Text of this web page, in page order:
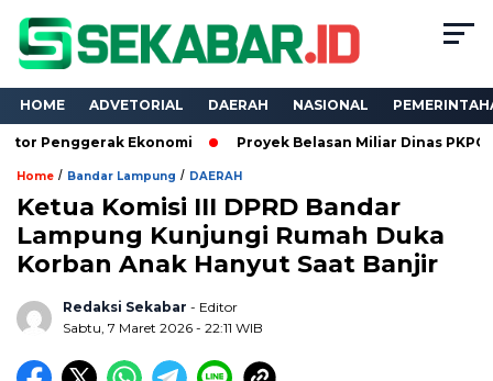
HOME ADVETORIAL DAERAH NASIONAL
Ekonomi Proyek Belasan Miliar Dinas PKPCK
Home / Bandar Lampung / DAERAH
Ketua Komisi III DPRD Bandar
Lampung Kunjungi Rumah Duka
Korban Anak Hanyut Saat Banjir
Redaksi Sekabar - Editor
Sabtu, 7 Maret 2026 - 22:11 WIB